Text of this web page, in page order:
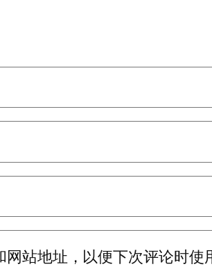
站地址，以便下次评论时使